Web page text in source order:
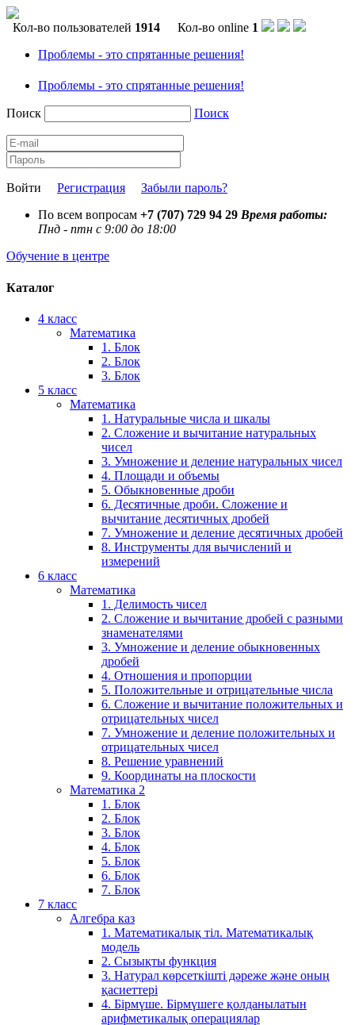
Кол-во пользователей 1914 Кол-во online 1
Проблемы - это спрятанные решения!
Проблемы - это спрятанные решения!
Поиск Поиск
Войти Регистрация
Забыли пароль?
По всем вопросам +7 (707) 729 94 29 Время работы:
Пнд - птн с 9:00 до 18:00
Обучение в центре
Каталог
4 класс
Математика
1. Блок
2. Блок
3. Блок
5 класс
Математика
1. Натуральные числа и шкалы
2. Сложение и вычитание натуральных
чисел
3. Умножение и деление натуральных чисел
4. Площади и объемы
5. Обыкновенные дроби
6. Десятичные дроби. Сложение и
вычитание десятичных дробей
7. Умножение и деление десятичных дробей
8. Инструменты для вычислений и
измерений
6 класс
Математика
1. Делимость чисел
2. Сложение и вычитание дробей с разными
знаменателями
3. Умножение и деление обыкновенных
дробей
4. Отношения и пропорции
5. Положительные и отрицательные числа
6. Сложение и вычитание положительных и
отрицательных чисел
7. Умножение и деление положительных и
отрицательных чисел
8. Решение уравнений
9. Координаты на плоскости
Математика 2
1. Блок
2. Блок
3. Блок
4. Блок
5. Блок
6. Блок
7. Блок
7 класс
Алгебра каз
1. Математикалық тіл. Математикалық
модель
2. Сызықты функция
3. Натурал көрсеткішті дәреже және оның
қасиеттері
4. Бірмүше. Бірмүшеге қолданылатын
арифметикалық операциялар